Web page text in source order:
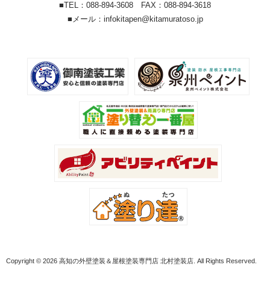
■TEL：088-894-3608 FAX：088-894-3618
■メール：infokitapen@kitamuratoso.jp
Copyright © 2026 高知の外壁塗装＆屋根塗装専門店 北村塗装店. All Rights Reserved.